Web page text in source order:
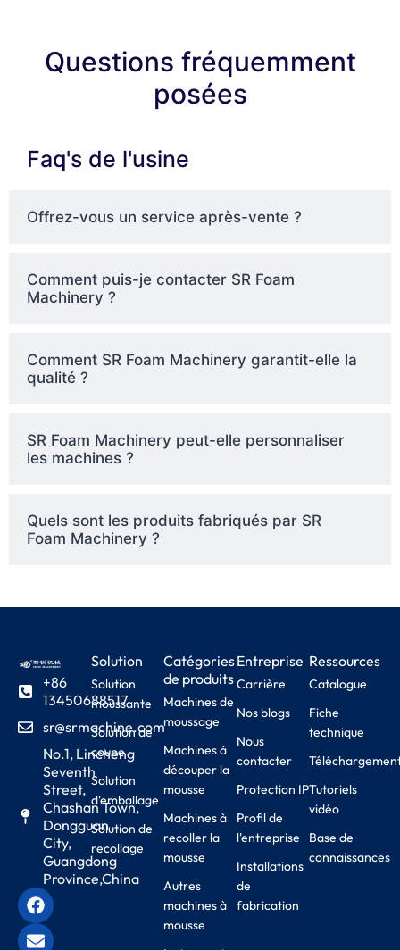
Questions fréquemment
posées
Faq's de l'usine
Offrez-vous un service après-vente ?
Comment puis-je contacter SR Foam
Machinery ?
Comment SR Foam Machinery garantit-elle la
qualité ?
SR Foam Machinery peut-elle personnaliser
les machines ?
Quels sont les produits fabriqués par SR
Foam Machinery ?
+86
13450688517
sr@srmachine.com
No.1, Lincheng
Seventh
Street,
Chashan Town,
Dongguan
City,
Guangdong
Province,China
Solution
Solution
moussante
Solution de
coupe
Solution
d'emballage
Solution de
recollage
Catégories
de produits
Machines de
moussage
Machines à
découper la
mousse
Machines à
recoller la
mousse
Autres
machines à
mousse
Entreprise
Carrière
Nos blogs
Nous
contacter
Protection IP
Profil de
l'entreprise
Installations
de
fabrication
Ressources
Catalogue
Fiche
technique
Tutoriels
vidéo
Base de
connaissances